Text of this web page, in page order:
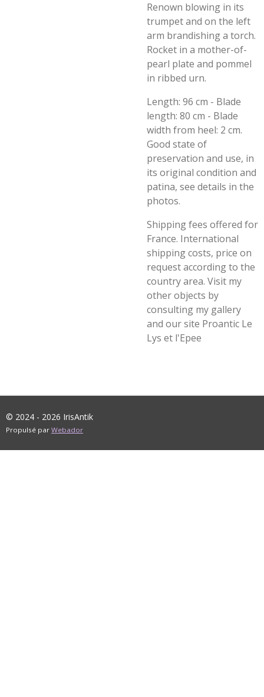
Renown blowing in its
trumpet and on the left
arm brandishing a torch.
Rocket in a mother-of-
pearl plate and pommel
in ribbed urn.
Length: 96 cm - Blade
length: 80 cm - Blade
width from heel: 2 cm.
Good state of
preservation and use, in
its original condition and
patina, see details in the
photos.
Shipping fees offered for
France. International
shipping costs, price on
request according to the
country area. Visit my
other objects by
consulting my gallery
and our site Proantic Le
Lys et l'Epee
© 2024 - 2026 IrisAntik
Propulsé par Webador